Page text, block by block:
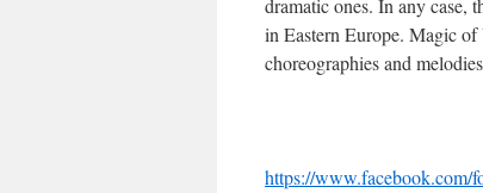
dramatic ones. In any case,
in Eastern Europe. Magic
choreographies and
https://www.facebook.com/